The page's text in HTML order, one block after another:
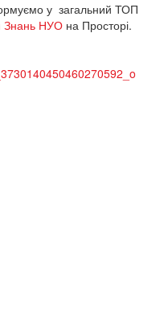
у загальний ТОП
Знань НУОна Просторі.